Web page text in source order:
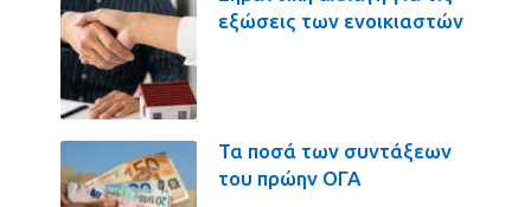
εξώσεις των ενοικιαστών
Τα ποσά των συντάξεων
του πρώην ΟΓΑ